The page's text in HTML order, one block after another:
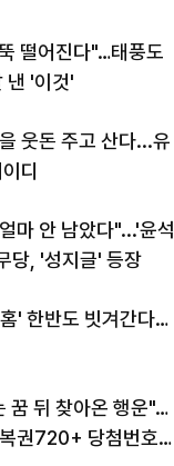
떨어진다"…태풍도
낸 '이것'
웃돈 주고 산다...유
디
마 안 남았다"...'윤석
당, '성지글' 등장
' 한반도 빗겨간다…
꿈 뒤 찾아온 행운"…
권720+ 당첨번호조